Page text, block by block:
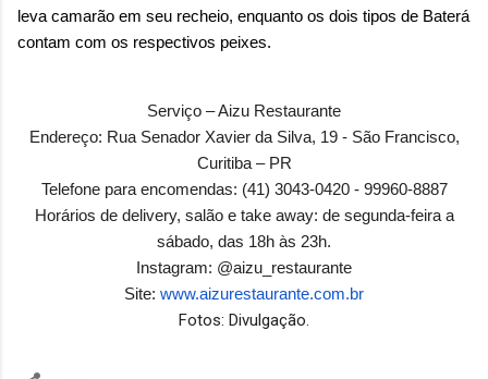
leva camarão em seu recheio, enquanto os dois tipos de Baterá
contam com os respectivos peixes.
Serviço – Aizu Restaurante
Endereço: Rua Senador Xavier da Silva, 19 - São Francisco,
Curitiba – PR
Telefone para encomendas: (41) 3043-0420 - 99960-8887
Horários de delivery, salão e take away: de segunda-feira a
sábado, das 18h às 23h.
Instagram: @aizu_restaurante
Site: www.aizurestaurante.com.br
Fotos: Divulgação.